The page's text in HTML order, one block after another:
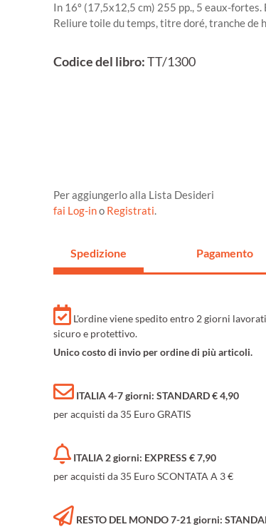
In 16º (17,5x12,5 cm) 255 pp., 5 eaux-
Reliure toile du temps, titre doré, tranche de
Codice del libro:TT/1300
Per aggiungerlo alla Lista Desideri
fai Log-ino Registrati.
Spedizione Pagamento
L'ordine viene spedito entro 2 giorni
sicuro e protettivo.
Unico costo di invio per ordine di più articoli.
ITALIA 4-7 giorni: STANDARD € 4,90
per acquisti da 35 Euro GRATIS
ITALIA 2 giorni: EXPRESS € 7,90
per acquisti da 35 Euro SCONTATA A 3 €
RESTO DEL MONDO 7-21 giorni: